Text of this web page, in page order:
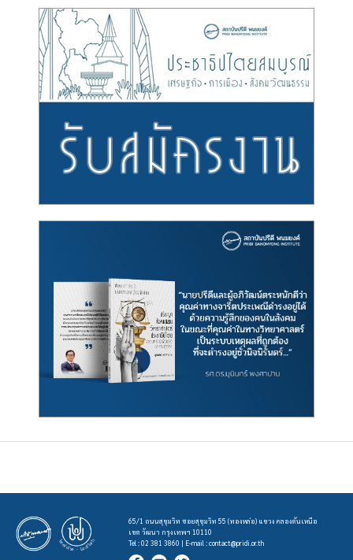
65/1 ถนนสุขุมวิท ซอยสุขุมวิท 55 (ทองหล่อ) แขวง คลองตันเหนือ
เขต วัฒนา กรุงเทพฯ 10110
Tel : 02 381 3860 | E-mail :contact@pridi.or.th